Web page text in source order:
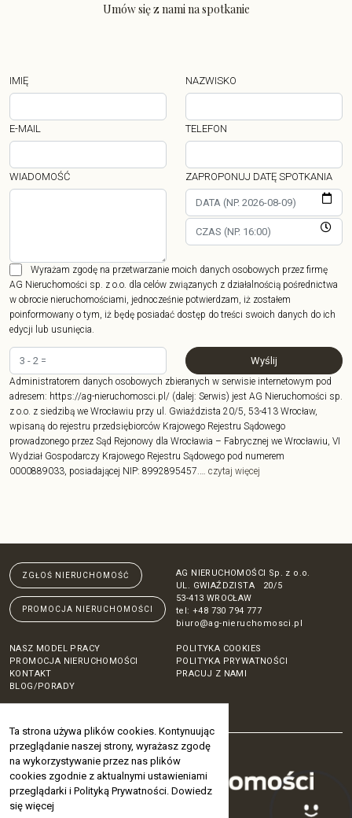
Umów się z nami na spotkanie
IMIĘ NAZWISKO
E-MAIL TELEFON
WIADOMOŚĆ ZAPROPONUJ DATĘ SPOTKANIA
Wyrażam zgodę na przetwarzanie moich danych osobowych przez firmę
AG Nieruchomości sp. z o.o. dla celów związanych z działalnością pośrednictwa
w obrocie nieruchomościami, jednocześnie potwierdzam, iż zostałem
poinformowany o tym, iż będę posiadać dostęp do treści swoich danych do ich
edycji lub usunięcia.
Administratorem danych osobowych zbieranych w serwisie internetowym pod
adresem: https://ag-nieruchomosci.pl/ (dalej: Serwis) jest AG Nieruchomości sp.
z o.o. z siedzibą we Wrocławiu przy ul. Gwiaździsta 20/5, 53-413 Wrocław,
wpisaną do rejestru przedsiębiorców Krajowego Rejestru Sądowego
prowadzonego przez Sąd Rejonowy dla Wrocławia – Fabrycznej we Wrocławiu, VI
Wydział Gospodarczy Krajowego Rejestru Sądowego pod numerem
0000889033, posiadającej NIP: 8992895457.… czytaj więcej
ZGŁOŚ NIERUCHOMOŚĆ
PROMOCJA NIERUCHOMOŚCI
AG NIERUCHOMOŚCI Sp. z o.o.
UL. GWIAŹDZISTA 20/5
53-413 WROCŁAW
tel: +48 730 794 777
biuro@ag-nieruchomosci.pl
NASZ MODEL PRACY
PROMOCJA NIERUCHOMOŚCI
KONTAKT
BLOG/PORADY
POLITYKA COOKIES
POLITYKA PRYWATNOŚCI
PRACUJ Z NAMI
Ta strona używa plików cookies. Kontynuując
przeglądanie naszej strony, wyrażasz zgodę
na wykorzystywanie przez nas plików
cookies zgodnie z aktualnymi ustawieniami
przeglądarki i Polityką Prywatności. Dowiedz
się więcej